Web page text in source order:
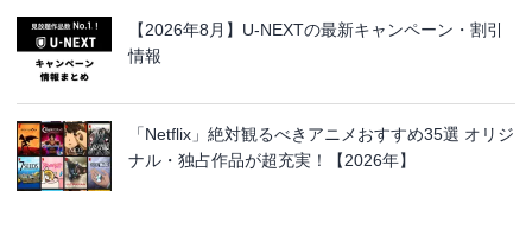
【2026年8月】U-NEXTの最新キャンペーン・割引
情報
「Netflix」絶対観るべきアニメおすすめ35選 オリジ
ナル・独占作品が超充実！【2026年】